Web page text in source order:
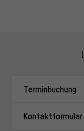
Terminbuchung
Kontaktformular